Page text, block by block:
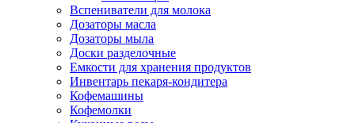
Вспениватели для молока
Дозаторы масла
Дозаторы мыла
Доски разделочные
Емкости для хранения продуктов
Инвентарь пекаря-кондитера
Кофемашины
Кофемолки